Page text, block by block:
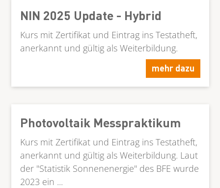
NIN 2025 Update - Hybrid
Kurs mit Zertifikat und Eintrag ins Testatheft,
anerkannt und gültig als Weiterbildung.
mehr dazu
Photovoltaik Messpraktikum
Kurs mit Zertifikat und Eintrag ins Testatheft,
anerkannt und gültig als Weiterbildung. Laut
der "Statistik Sonnenenergie" des BFE wurde
2023 ein ...